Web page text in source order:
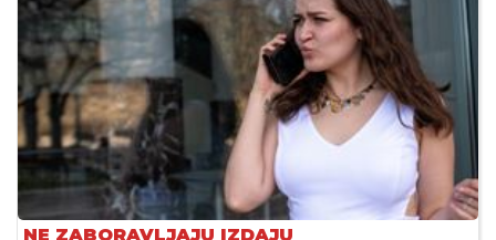
NE ZABORAVLJAJU IZDAJU